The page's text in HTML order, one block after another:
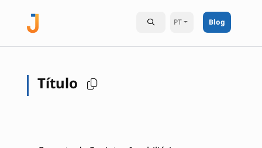
PT Blog
Título